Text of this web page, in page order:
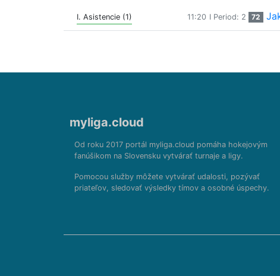
I. Asistencie (1) 11:20 I Period: 2 72
myliga.cloud
Od roku 2017 portál myliga.cloud pomáha hokejovým
fanúšikom na Slovensku vytvárať turnaje a ligy.
Pomocou služby môžete vytvárať udalosti, pozývať
priateľov, sledovať výsledky tímov a osobné úspechy.